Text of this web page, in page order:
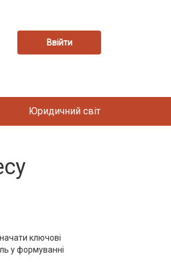
Ввійти
Юридичний світ
ключові
у формуванні